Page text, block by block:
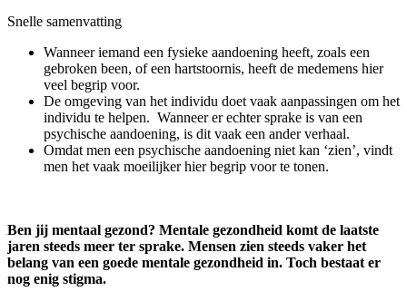
Snelle samenvatting
Wanneer iemand een fysieke aandoening heeft, zoals een
gebroken been, of een hartstoornis, heeft de medemens hier
veel begrip voor.
De omgeving van het individu doet vaak aanpassingen om het
individu te helpen. Wanneer er echter sprake is van een
psychische aandoening, is dit vaak een ander verhaal.
Omdat men een psychische aandoening niet kan ‘zien’, vindt
men het vaak moeilijker hier begrip voor te tonen.
Ben jij mentaal gezond? Mentale gezondheid komt de laatste
jaren steeds meer ter sprake. Mensen zien steeds vaker het
belang van een goede mentale gezondheid in. Toch bestaat er
nog enig stigma.